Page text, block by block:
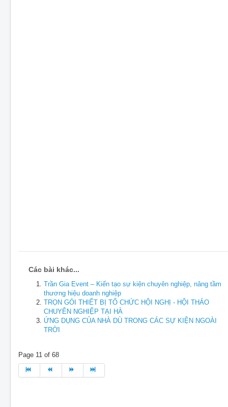
Các bài khác...
Trần Gia Event – Kiến tạo sự kiện chuyên nghiệp, nâng tầm
thương hiệu doanh nghiệp
TRỌN GÓI THIẾT BỊ TỔ CHỨC HỘI NGHỊ - HỘI THẢO
CHUYÊN NGHIỆP TẠI HÀ
ỨNG DỤNG CỦA NHÀ DÙ TRONG CÁC SỰ KIỆN NGOÀI
TRỜI
Page 11 of 68